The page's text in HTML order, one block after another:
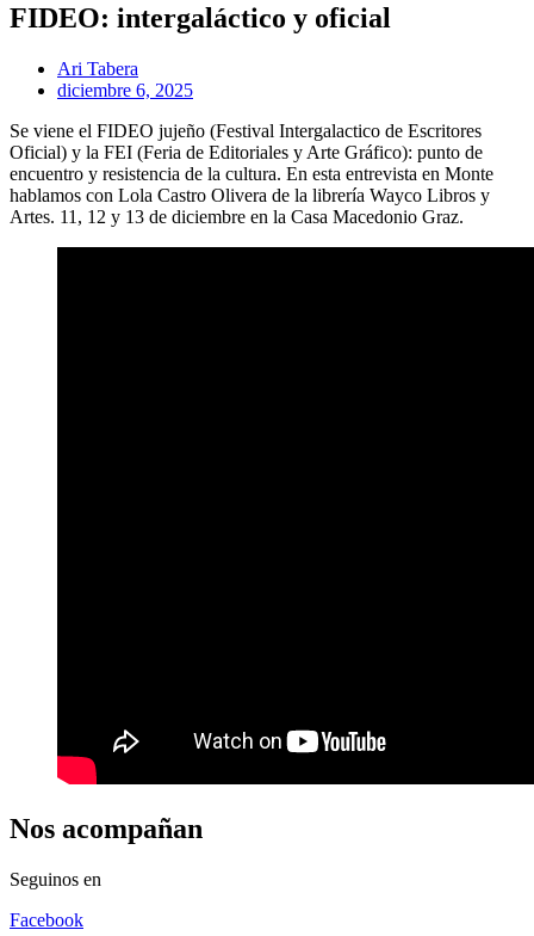
FIDEO: intergaláctico y oficial
Ari Tabera
diciembre 6, 2025
Se viene el FIDEO jujeño (Festival Intergalactico de Escritores
Oficial) y la FEI (Feria de Editoriales y Arte Gráfico): punto de
encuentro y resistencia de la cultura. En esta entrevista en Monte
hablamos con Lola Castro Olivera de la librería Wayco Libros y
Artes. 11, 12 y 13 de diciembre en la Casa Macedonio Graz.
Nos acompañan
Seguinos en
Facebook